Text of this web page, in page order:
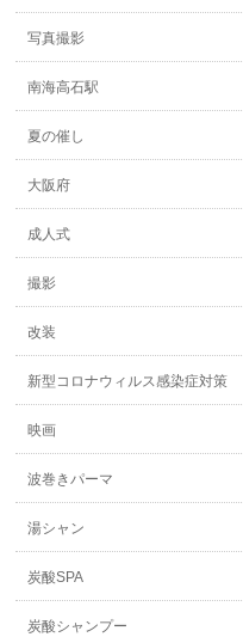
写真撮影
南海高石駅
夏の催し
大阪府
成人式
撮影
改装
新型コロナウィルス感染症対策
映画
波巻きパーマ
湯シャン
炭酸SPA
炭酸シャンプー